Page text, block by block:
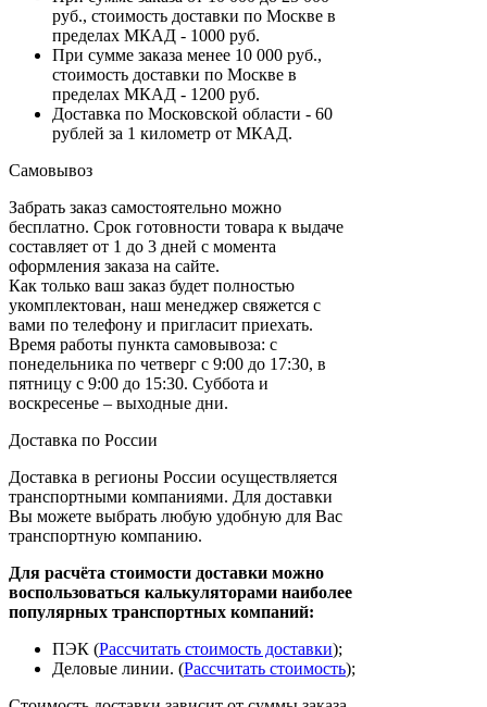
руб., стоимость доставки по Москве в
пределах МКАД - 1000 руб.
При сумме заказа менее 10 000 руб.,
стоимость доставки по Москве в
пределах МКАД - 1200 руб.
Доставка по Московской области - 60
рублей за 1 километр от МКАД.
Самовывоз
Забрать заказ самостоятельно можно
бесплатно. Срок готовности товара к выдаче
составляет от 1 до 3 дней с момента
оформления заказа на сайте.
Как только ваш заказ будет полностью
укомплектован, наш менеджер свяжется с
вами по телефону и пригласит приехать.
Время работы пункта самовывоза: с
понедельника по четверг с 9:00 до 17:30, в
пятницу с 9:00 до 15:30. Суббота и
воскресенье – выходные дни.
Доставка по России
Доставка в регионы России осуществляется
транспортными компаниями. Для доставки
Вы можете выбрать любую удобную для Вас
транспортную компанию.
Для расчёта стоимости доставки можно
воспользоваться калькуляторами наиболее
популярных транспортных компаний:
ПЭК (Рассчитать стоимость доставки);
Деловые линии. (Рассчитать стоимость);